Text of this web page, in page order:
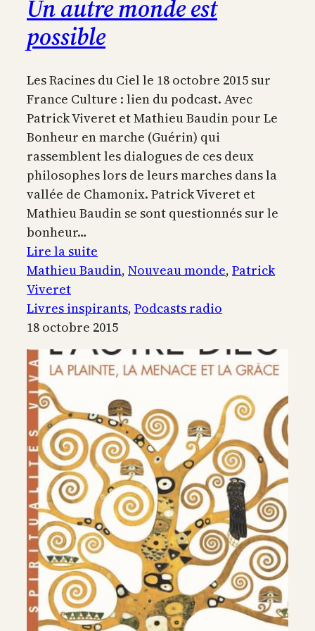
Un autre monde est
possible
Les Racines du Ciel le 18 octobre 2015 sur
France Culture : lien du podcast. Avec
Patrick Viveret et Mathieu Baudin pour Le
Bonheur en marche (Guérin) qui
rassemblent les dialogues de ces deux
philosophes lors de leurs marches dans la
vallée de Chamonix. Patrick Viveret et
Mathieu Baudin se sont questionnés sur le
bonheur…
Lire la suite
Un
monde
est
possible
Mathieu Baudin, Nouveau monde, Patrick
Viveret
Livres inspirants, Podcasts radio
18 octobre 2015